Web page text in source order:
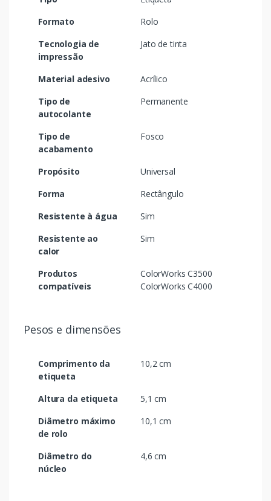
Formato
Rolo
Tecnologia de
impressão
Jato de tinta
Material adesivo
Acrílico
Tipo de
autocolante
Permanente
Tipo de
acabamento
Fosco
Propósito
Universal
Forma
Rectângulo
Resistente à água
Sim
Resistente ao
calor
Sim
Produtos
compatíveis
ColorWorks C3500
ColorWorks C4000
Pesos e dimensões
Comprimento da
etiqueta
10,2 cm
Altura da etiqueta
5,1 cm
Diâmetro máximo
de rolo
10,1 cm
Diâmetro do
núcleo
4,6 cm